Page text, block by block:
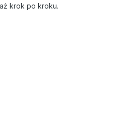
krok po kroku.